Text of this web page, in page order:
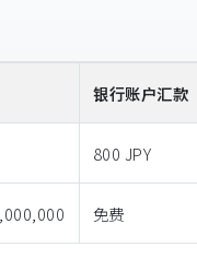
银行账户汇款
800 JPY
免费